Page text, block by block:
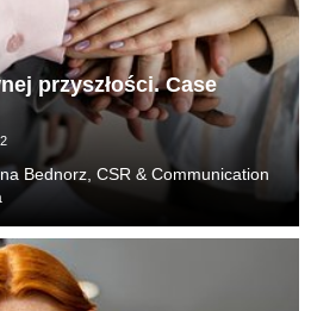
przyszłości. Case
Bednorz, CSR & Communication